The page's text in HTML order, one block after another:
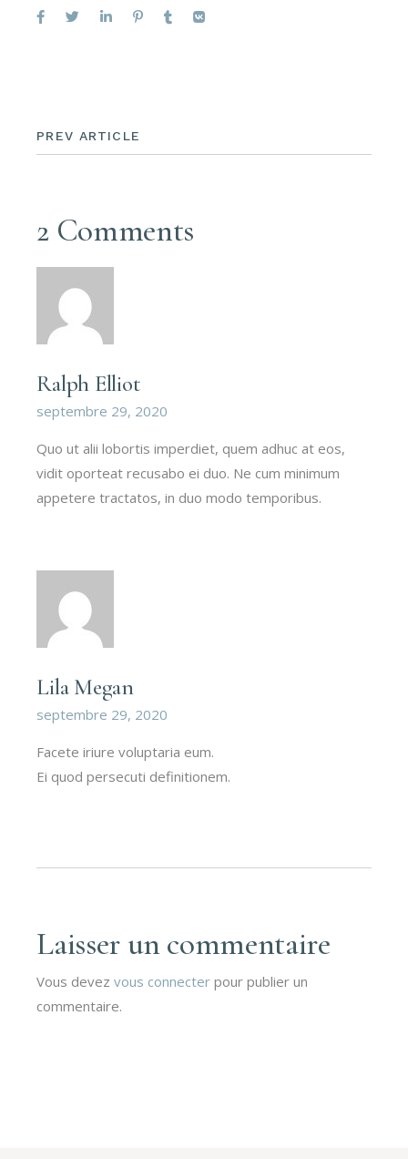
PREV ARTICLE
2 Comments
Ralph Elliot
septembre 29, 2020
Quo ut alii lobortis imperdiet, quem adhuc at eos,
vidit oporteat recusabo ei duo. Ne cum minimum
appetere tractatos, in duo modo temporibus.
Lila Megan
septembre 29, 2020
Facete iriure voluptaria eum.
Ei quod persecuti definitionem.
Laisser un commentaire
Vous devezvous connecter pour publier un
commentaire.